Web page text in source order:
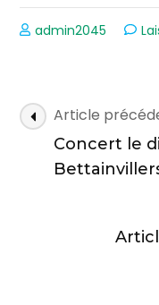
admin2045
Navigation
des
articles
Article
Concert le